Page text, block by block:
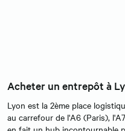
Acheter un entrepôt à
Lyon est la 2ème place
au carrefour de l'A6 (Paris),